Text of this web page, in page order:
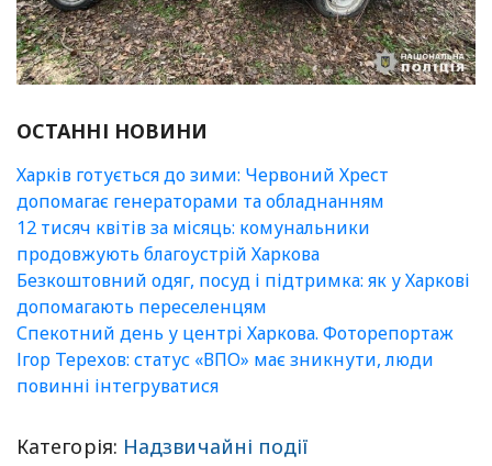
ОСТАННІ НОВИНИ
Харків готується до зими: Червоний Хрест
допомагає генераторами та обладнанням
12 тисяч квітів за місяць: комунальники
продовжують благоустрій Харкова
Безкоштовний одяг, посуд і підтримка: як у Харкові
допомагають переселенцям
Спекотний день у центрі Харкова. Фоторепортаж
Ігор Терехов: статус «ВПО» має зникнути, люди
повинні інтегруватися
Категорія: Надзвичайні події